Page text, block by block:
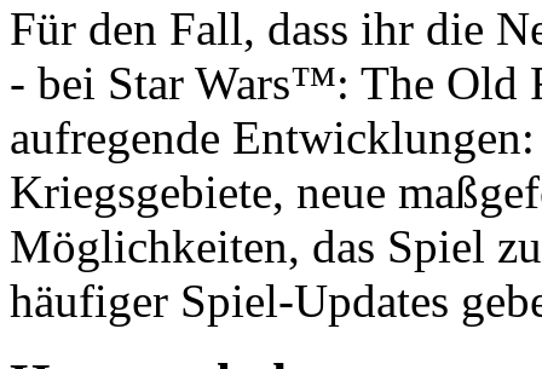
Für den Fall, dass ihr die
- bei Star Wars™: The
aufregende
Kriegsgebiete, neue
Möglichkeiten, das Spiel
häufiger Spiel-Updates